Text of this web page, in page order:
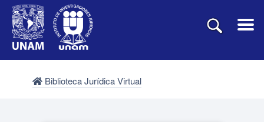
Biblioteca Jurídica Virtual